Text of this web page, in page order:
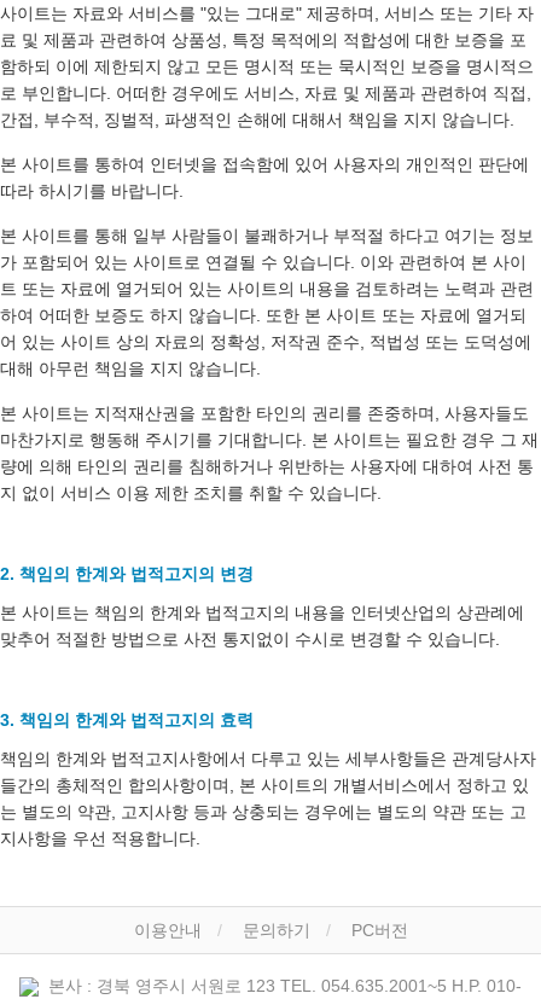
사이트는 자료와 서비스를 "있는 그대로" 제공하며, 서비스 또는 기타 자
료 및 제품과 관련하여 상품성, 특정 목적에의 적합성에 대한 보증을 포
함하되 이에 제한되지 않고 모든 명시적 또는 묵시적인 보증을 명시적으
로 부인합니다. 어떠한 경우에도 서비스, 자료 및 제품과 관련하여 직접,
간접, 부수적, 징벌적, 파생적인 손해에 대해서 책임을 지지 않습니다.
본 사이트를 통하여 인터넷을 접속함에 있어 사용자의 개인적인 판단에
따라 하시기를 바랍니다.
본 사이트를 통해 일부 사람들이 불쾌하거나 부적절 하다고 여기는 정보
가 포함되어 있는 사이트로 연결될 수 있습니다. 이와 관련하여 본 사이
트 또는 자료에 열거되어 있는 사이트의 내용을 검토하려는 노력과 관련
하여 어떠한 보증도 하지 않습니다. 또한 본 사이트 또는 자료에 열거되
어 있는 사이트 상의 자료의 정확성, 저작권 준수, 적법성 또는 도덕성에
대해 아무런 책임을 지지 않습니다.
본 사이트는 지적재산권을 포함한 타인의 권리를 존중하며, 사용자들도
마찬가지로 행동해 주시기를 기대합니다. 본 사이트는 필요한 경우 그 재
량에 의해 타인의 권리를 침해하거나 위반하는 사용자에 대하여 사전 통
지 없이 서비스 이용 제한 조치를 취할 수 있습니다.
2. 책임의 한계와 법적고지의 변경
본 사이트는 책임의 한계와 법적고지의 내용을 인터넷산업의 상관례에
맞추어 적절한 방법으로 사전 통지없이 수시로 변경할 수 있습니다.
3. 책임의 한계와 법적고지의 효력
책임의 한계와 법적고지사항에서 다루고 있는 세부사항들은 관계당사자
들간의 총체적인 합의사항이며, 본 사이트의 개별서비스에서 정하고 있
는 별도의 약관, 고지사항 등과 상충되는 경우에는 별도의 약관 또는 고
지사항을 우선 적용합니다.
이용안내 문의하기 PC버전
본사 : 경북 영주시 서원로 123 TEL. 054.635.2001~5 H.P. 010-